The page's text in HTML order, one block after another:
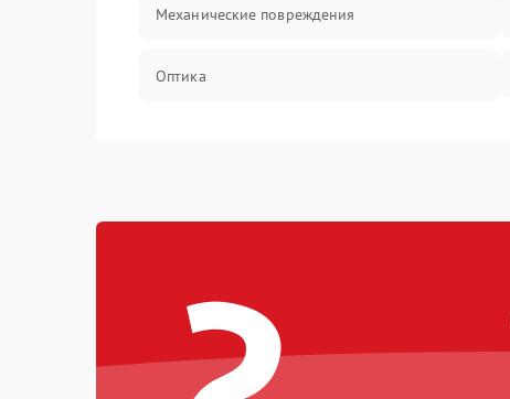
Механические повреждения
Оптика